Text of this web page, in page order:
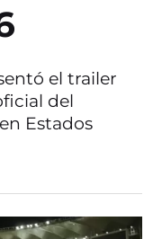
el trailer
del
Estados